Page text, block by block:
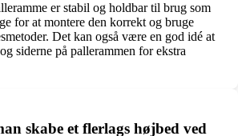
er stabil og holdbar til brug som
for at montere den korrekt og bruge
Det kan også være en god idé at
siderne på pallerammen for ekstra
skabe et flerlags højbed ved